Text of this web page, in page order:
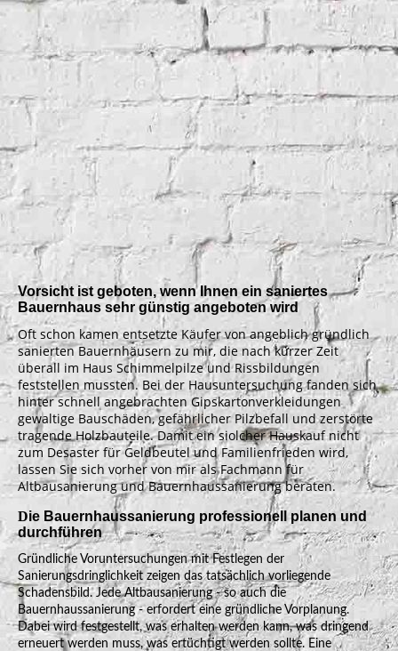
Remise saniert
Vorsicht ist geboten, wenn Ihnen ein saniertes
Bauernhaus sehr günstig angeboten wird
Oft schon kamen entsetzte Käufer von angeblich gründlich
sanierten Bauernhäusern zu mir, die nach kurzer Zeit
überall im Haus Schimmelpilze und Rissbildungen
feststellen mussten. Bei der Hausuntersuchung fanden sich
hinter schnell angebrachten Gipskartonverkleidungen
gewaltige Bauschäden, gefährlicher Pilzbefall und zerstörte
tragende Holzbauteile. Damit ein siolcher Hauskauf nicht
zum Desaster für Geldbeutel und Familienfrieden wird,
lassen Sie sich vorher von mir als Fachmann für
Altbausanierung und Bauernhaussanierung beraten.
Die Bauernhaussanierung professionell planen und
durchführen
Gründliche Voruntersuchungen mit Festlegen der
Sanierungsdringlichkeit zeigen das tatsächlich vorliegende
Schadensbild. Jede Altbausanierung - so auch die
Bauernhaussanierung - erfordert eine gründliche Vorplanung.
Dabei wird festgestellt, was erhalten werden kann, was dringend
erneuert werden muss, was ertüchtigt werden sollte. Eine